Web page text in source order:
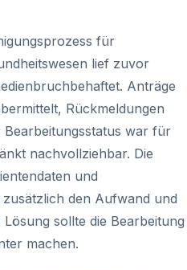
für
lief zuvor
Anträge
Rückmeldungen
war für
nachvollziehbar. Die
und
den Aufwand und
sollte die Bearbeitung
machen.